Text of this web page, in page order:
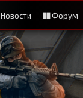
Новости Форум